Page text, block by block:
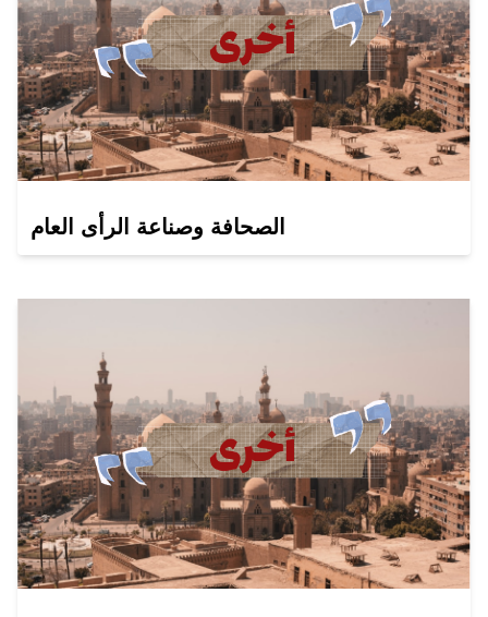
الصحافة وصناعة الرأى العام